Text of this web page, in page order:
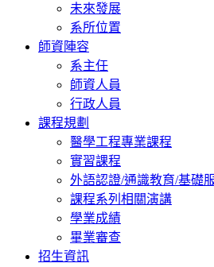
未來發展
系所位置
師資陣容
系主任
師資人員
行政人員
課程規劃
醫學工程專業課程
實習課程
外語認證/通識教育/基礎
課程系列相關演講
學業成績
畢業審查
招生資訊